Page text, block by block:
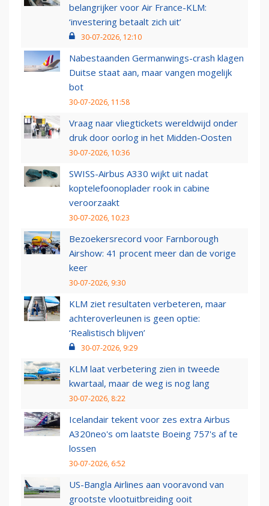
belangrijker voor Air France-KLM:
‘investering betaalt zich uit’
30-07-2026, 12:10
Nabestaanden Germanwings-crash klagen
Duitse staat aan, maar vangen mogelijk
bot
30-07-2026, 11:58
Vraag naar vliegtickets wereldwijd onder
druk door oorlog in het Midden-Oosten
30-07-2026, 10:36
SWISS-Airbus A330 wijkt uit nadat
koptelefoonoplader rook in cabine
veroorzaakt
30-07-2026, 10:23
Bezoekersrecord voor Farnborough
Airshow: 41 procent meer dan de vorige
keer
30-07-2026, 9:30
KLM ziet resultaten verbeteren, maar
achteroverleunen is geen optie:
‘Realistisch blijven’
30-07-2026, 9:29
KLM laat verbetering zien in tweede
kwartaal, maar de weg is nog lang
30-07-2026, 8:22
Icelandair tekent voor zes extra Airbus
A320neo's om laatste Boeing 757's af te
lossen
30-07-2026, 6:52
US-Bangla Airlines aan vooravond van
grootste vlootuitbreiding ooit